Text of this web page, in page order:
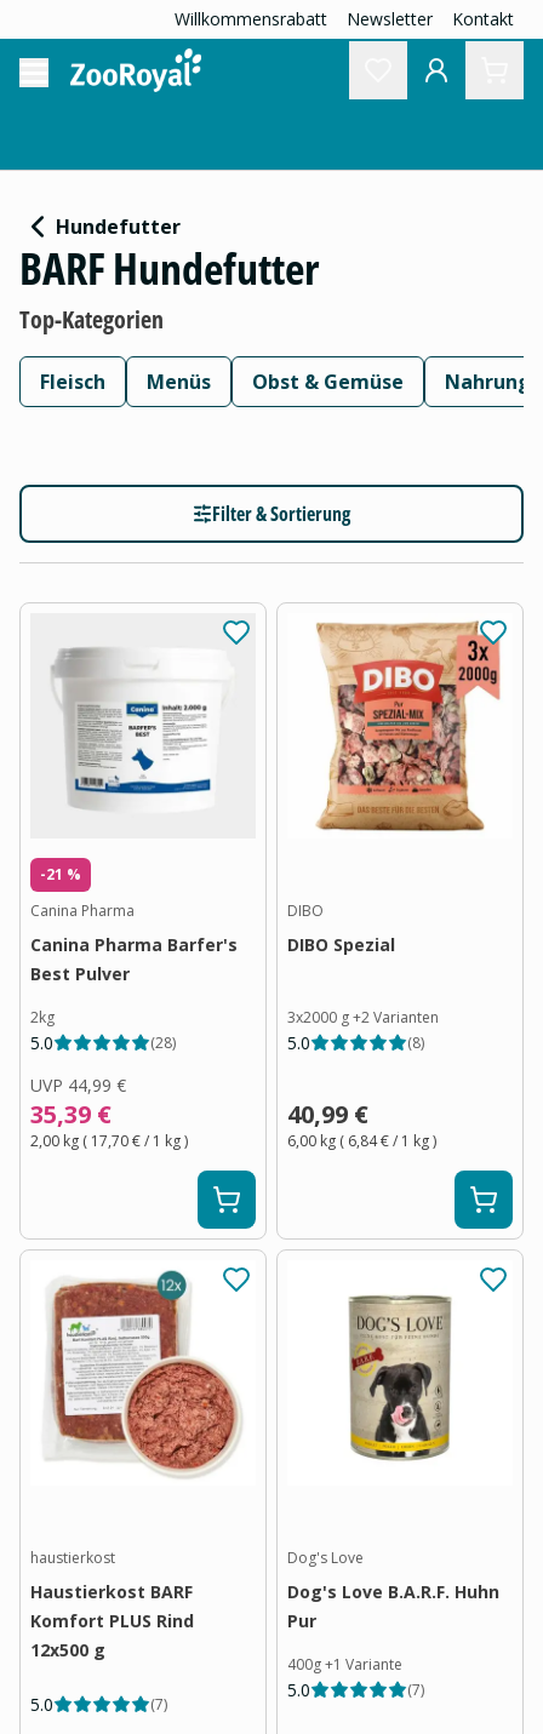
Willkommensrabatt Newsletter Kontakt
Hundefutter
BARF Hundefutter
Top-Kategorien
Fleisch Menüs Obst & Gemüse
Filter & Sortierung
-21 %
Canina Pharma
Canina Pharma Barfer's
Best Pulver
2kg
5.0 (28)
UVP 44,99 €
35,39 €
2,00 kg ( 17,70 €/ 1 kg)
DIBO
DIBO Spezial
3x2000 g+2Varianten
5.0 (8)
40,99 €
6,00 kg ( 6,84 €/ 1 kg)
haustierkost
Haustierkost BARF
Komfort PLUS Rind
12x500 g
5.0 (7)
Dog's Love
Dog's Love B.A.R.F. Huhn
Pur
400g+1 Variante
5.0 (7)